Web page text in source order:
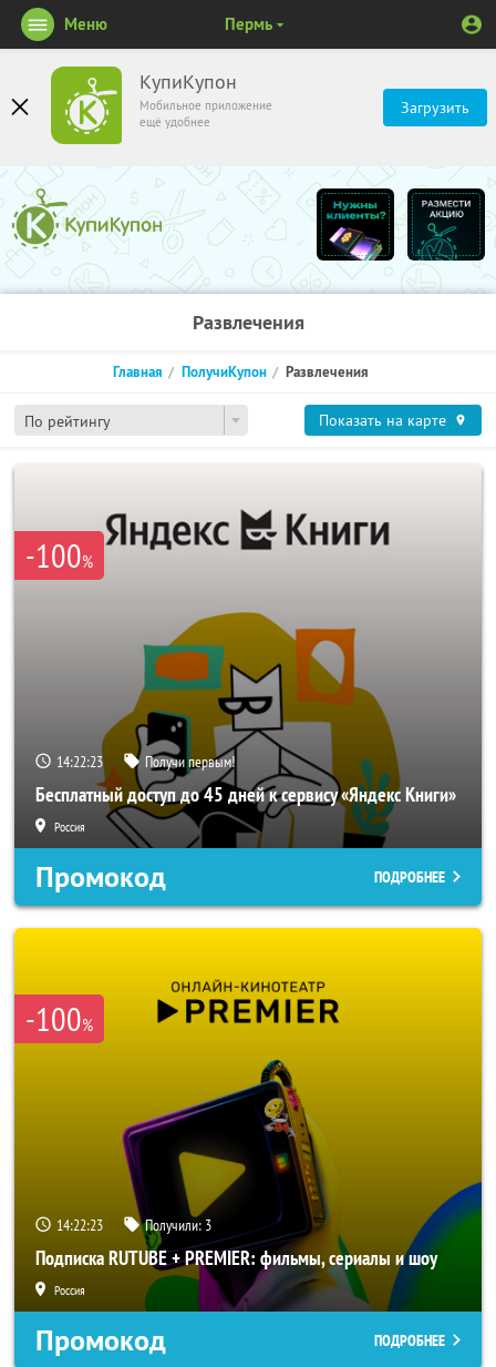
КупиКупон
Мобильное приложение
ещё удобнее
Загрузить
Меню Пермь
Развлечения
По рейтингу
Главная ПолучиКупон Развлечения
Показать на карте
-100%
14:22:22 Получи первым!
Бесплатный доступ до 45 дней к сервису «Яндекс Книги»
Россия
Промокод ПОДРОБНЕЕ
-100%
14:22:22 Получили: 3
Подписка RUTUBE + PREMIER: фильмы, сериалы и шоу
Россия
Промокод ПОДРОБНЕЕ